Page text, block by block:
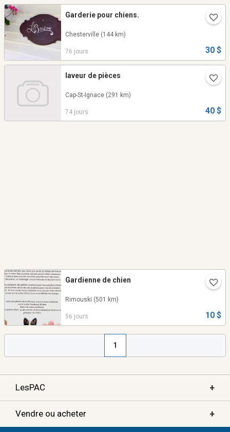
Garderie pour chiens.
Chesterville (144 km)
76 jours 30 $
laveur de pièces
Cap-St-Ignace (291 km)
74 jours 40 $
Gardienne de chien
Rimouski (501 km)
56 jours 10 $
1
LesPAC +
Vendre ou acheter +